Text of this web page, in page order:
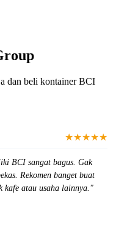
dan beli kontainer BCI
★★★★★
BCI sangat bagus. Gak
Rekomen banget buat
kafe atau usaha lainnya."